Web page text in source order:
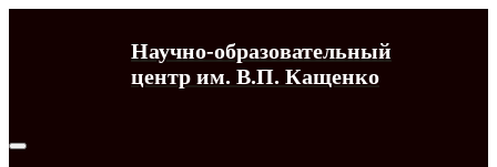
Научно-образовательный
центр им. В.П. Кащенко